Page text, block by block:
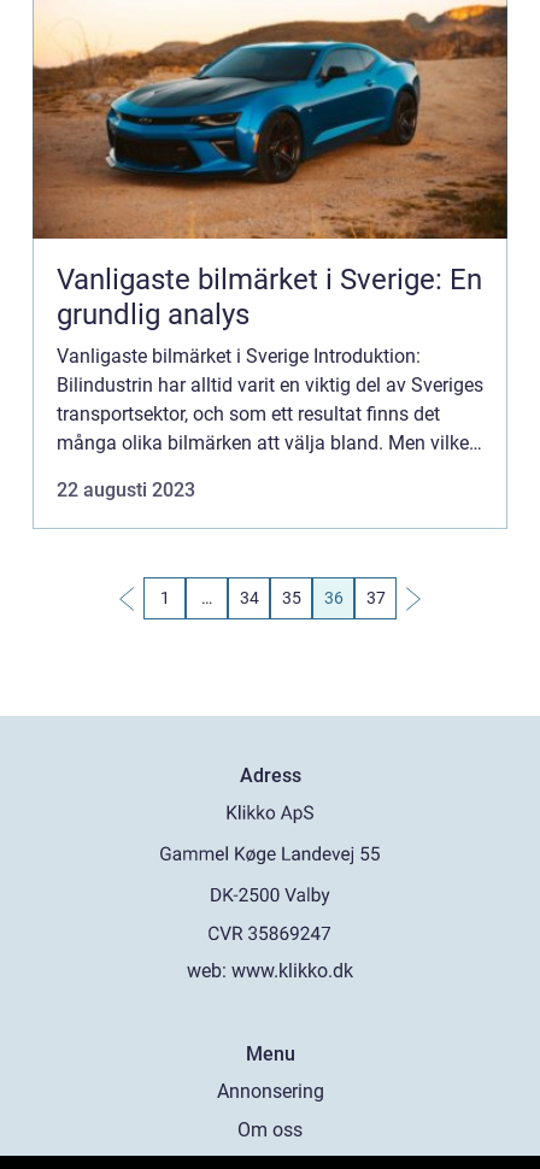
Vanligaste bilmärket i Sverige: En
grundlig analys
Vanligaste bilmärket i Sverige Introduktion:
Bilindustrin har alltid varit en viktig del av Sveriges
transportsektor, och som ett resultat finns det
många olika bilmärken att välja bland. Men vilket
I...
22 augusti 2023
1 … 34 35 36 37
Adress
web: www.klikko.dk
Menu
Annonsering
Om oss